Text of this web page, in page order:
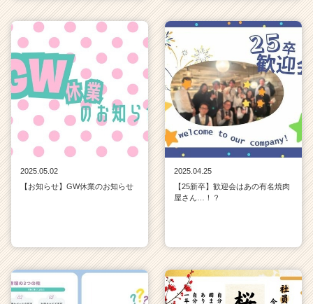
2025.05.02
【お知らせ】GW休業のお知らせ
2025.04.25
【25新卒】歓迎会はあの有名焼肉
屋さん…！？